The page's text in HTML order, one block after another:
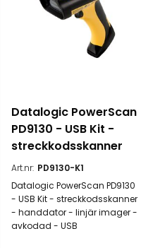
Datalogic PowerScan
PD9130 - USB Kit -
streckkodsskanner
Art.nr: PD9130-K1
Datalogic PowerScan PD9130
- USB Kit - streckkodsskanner
- handdator - linjär imager -
avkodad - USB